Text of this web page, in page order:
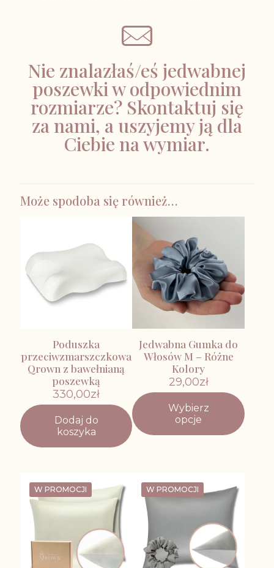
Nie znalazłaś/eś jedwabnej
poszewki w odpowiednim
rozmiarze? Skontaktuj się
za nami, a uszyjemy ją dla
Ciebie na wymiar.
Może spodoba się również…
Poduszka
przeciwzmarszczkowa
Qrown z bawełnianą
poszewką
330,00zł
Dodaj do
koszyka
Jedwabna Gumka do
Włosów M – Różne
Kolory
29,00zł
Wybierz
opcje
Ten
produkt
można
wybrać
stronie
produktu
W PROMOCJI W PROMOCJI